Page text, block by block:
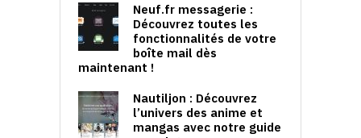
Neuf.fr messagerie :
Découvrez toutes les
fonctionnalités de votre
boîte mail dès
maintenant !
Nautiljon : Découvrez
l’univers des anime et
mangas avec notre guide